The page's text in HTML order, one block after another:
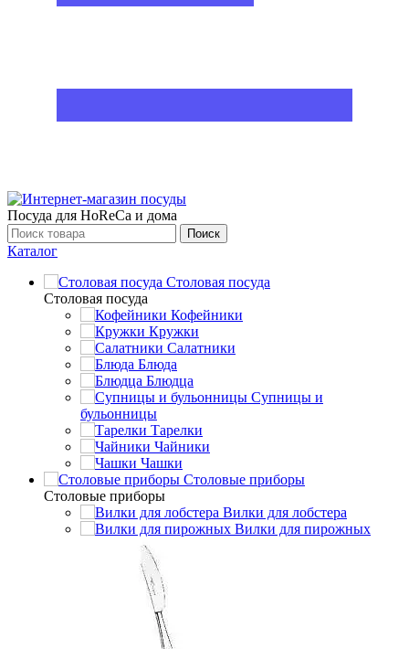
Посуда для HoReCa и дома
Поиск
Каталог
Столовая посуда
Столовая посуда
Кофейники
Кружки
Салатники
Блюда
Блюдца
Супницы и
бульонницы
Тарелки
Чайники
Чашки
Cтоловые приборы
Cтоловые приборы
Вилки для лобстера
Вилки для пирожных